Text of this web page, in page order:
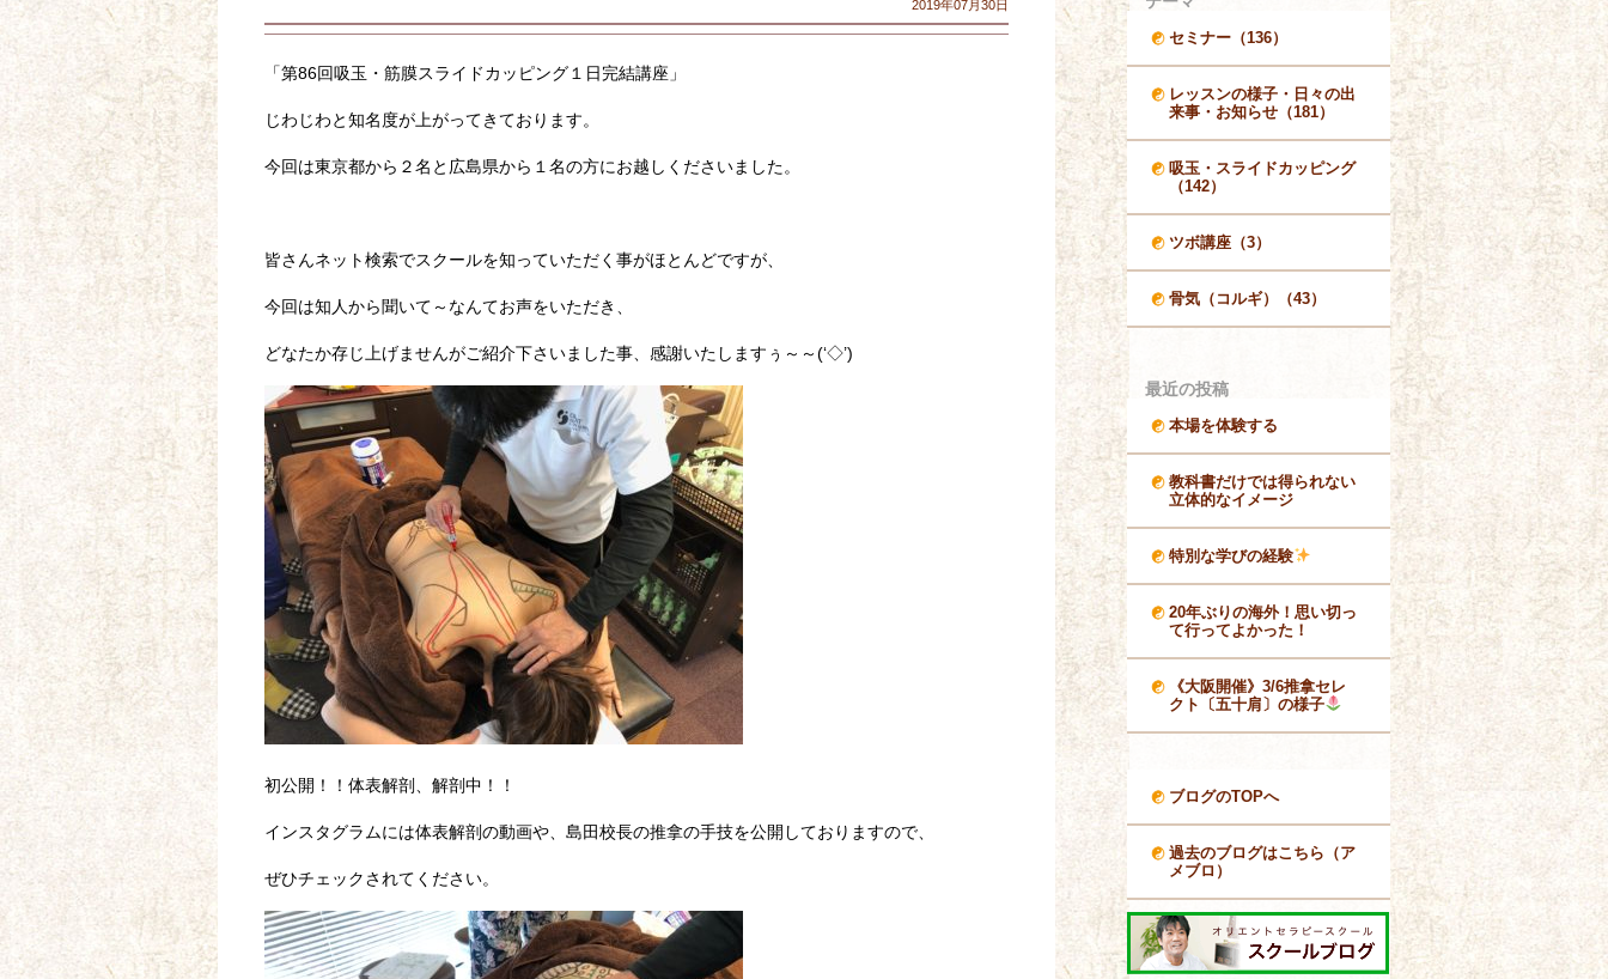
2019年07月30日
「第86回吸玉・筋膜スライドカッピング１日完結講座」
じわじわと知名度が上がってきております。
今回は東京都から２名と広島県から１名の方にお越しくださいました。
皆さんネット検索でスクールを知っていただく事がほとんどですが、
今回は知人から聞いて～なんてお声をいただき、
どなたか存じ上げませんがご紹介下さいました事、感謝いたしますぅ～～(‘◇’)ゞ
初公開！！体表解剖、解剖中！！
インスタグラムには体表解剖の動画や、島田校長の推拿の手技を公開しておりますので、
ぜひチェックされてください。
セミナー（136）
レッスンの様子・日々の出
来事・お知らせ（181）
吸玉・スライドカッピング
（142）
ツボ講座（3）
骨気（コルギ）（43）
最近の投稿
本場を体験する
教科書だけでは得られない
立体的なイメージ
特別な学びの経験
20年ぶりの海外！思い切っ
て行ってよかった！
《大阪開催》3/6推拿セレ
クト〔五十肩〕の様子
ブログのTOPへ
過去のブログはこちら（ア
メブロ）